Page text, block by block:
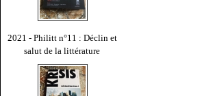
2021 - Philitt n°11 : Déclin et
salut de la littérature